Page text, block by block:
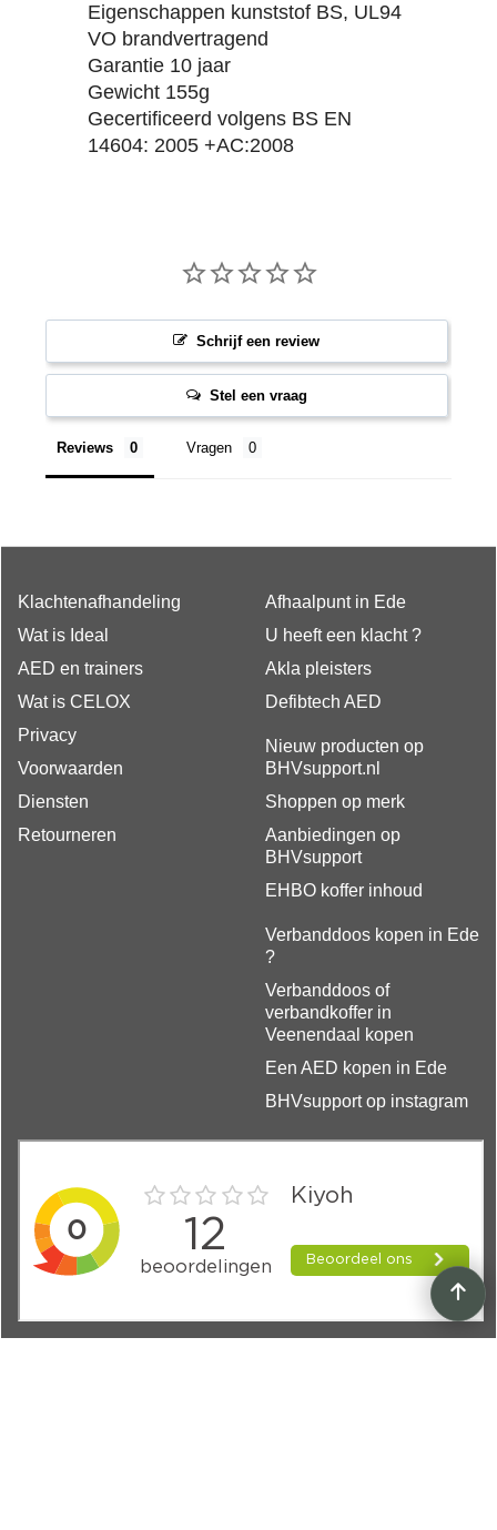
Eigenschappen kunststof BS, UL94
VO brandvertragend
Garantie 10 jaar
Gewicht 155g
Gecertificeerd volgens BS EN
14604: 2005 +AC:2008
Schrijf een review
Stel een vraag
Reviews Vragen
Klachtenafhandeling
Wat is Ideal
AED en trainers
Wat is CELOX
Privacy
Voorwaarden
Diensten
Retourneren
Afhaalpunt in Ede
U heeft een klacht ?
Akla pleisters
Defibtech AED
Nieuw producten op
BHVsupport.nl
Shoppen op merk
Aanbiedingen op
BHVsupport
EHBO koffer inhoud
Verbanddoos kopen in Ede
?
Verbanddoos of
verbandkoffer in
Veenendaal kopen
Een AED kopen in Ede
BHVsupport op instagram